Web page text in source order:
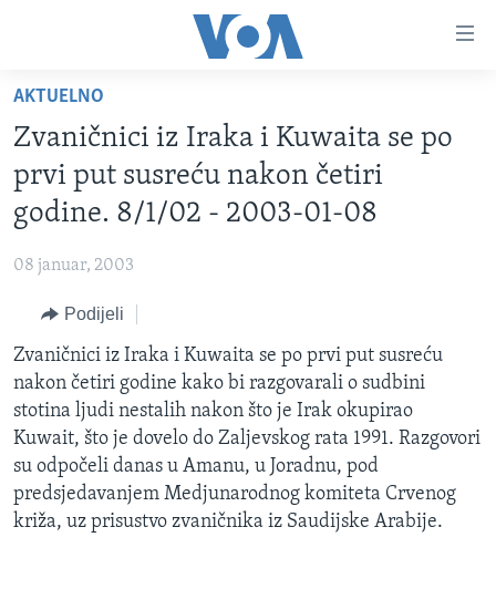
glavni
sadržaj
na
glavnu
Idi
pretragu
FOTOGRAFIJE DANA
SJEDINJENE AMERIČKE DRŽAVE
BOSNA I HERCEGOVINA
SVIJET
NAUKA I TEHNOLOGIJA
SPECIJALNI PROJEKTI
KORUPCIJA
SLOBODA MEDIJA
ŽENSKA STRANA
IZBJEGLIČKA STRANA
MAGAZIN
AKTUELNO
Zvaničnici iz Iraka i Kuwaita se po
prvi put susreću nakon četiri
godine. 8/1/02 - 2003-01-08
08 januar, 2003
Podijeli
Zvaničnici iz Iraka i Kuwaita se po prvi put susreću
nakon četiri godine kako bi razgovarali o sudbini
stotina ljudi nestalih nakon što je Irak okupirao
Kuwait, što je dovelo do Zaljevskog rata 1991. Razgovori
su odpočeli danas u Amanu, u Joradnu, pod
predsjedavanjem Medjunarodnog komiteta Crvenog
križa, uz prisustvo zvaničnika iz Saudijske Arabije.